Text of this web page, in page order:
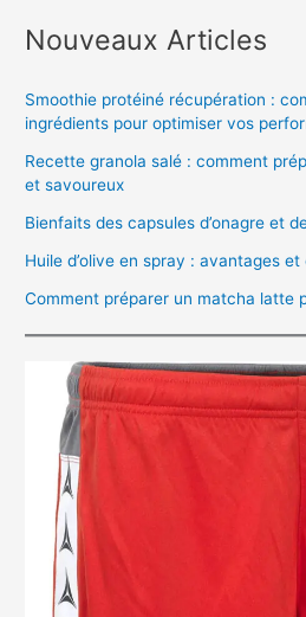
Nouveaux Articles
Smoothie protéiné récupération :
ingrédients pour optimiser vos
Recette granola salé : comment
et savoureux
Bienfaits des capsules d’onagre et
Huile d’olive en spray : avantages et
Comment préparer un matcha latte